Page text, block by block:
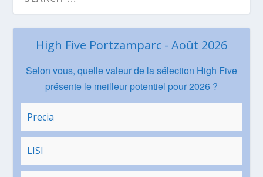
High Five Portzamparc - Août 2026
Selon vous, quelle valeur de la sélection High Five
présente le meilleur potentiel pour 2026 ?
Precia
LISI